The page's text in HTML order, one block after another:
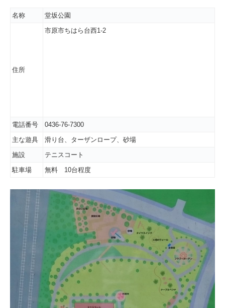
名称 堂坂公園
住所
市原市ちはら台西1-2
電話番号
0436-76-7300
主な遊具
滑り台、ターザンロープ、砂場
施設
テニスコート
駐車場
無料 10台程度